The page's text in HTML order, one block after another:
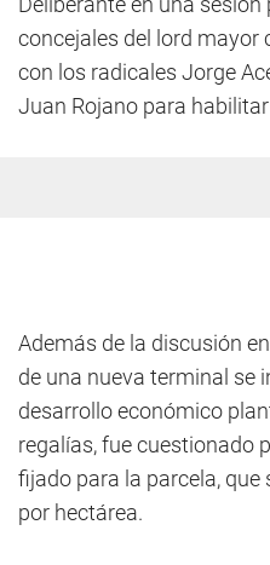
concejales del lord
con los radicales Jorge
Juan Rojano para
Además de la discusión
de una nueva terminal se
desarrollo económico
regalías, fue cuestionado
fijado para la parcela,
por hectárea.